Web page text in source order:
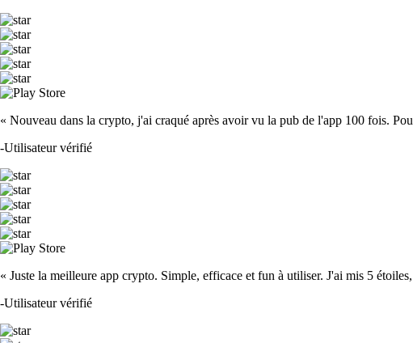
« Nouveau dans la crypto, j'ai craqué après avoir vu la pub de l'app 100 fois.
-Utilisateur vérifié
« Juste la meilleure app crypto. Simple, efficace et fun à utiliser. J'ai mis 5
-Utilisateur vérifié